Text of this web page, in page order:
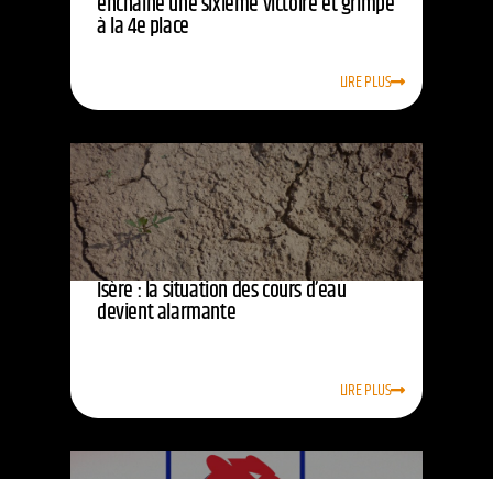
à la 4e place
LIRE PLUS
Isère : la situation des cours d’eau
devient alarmante
LIRE PLUS